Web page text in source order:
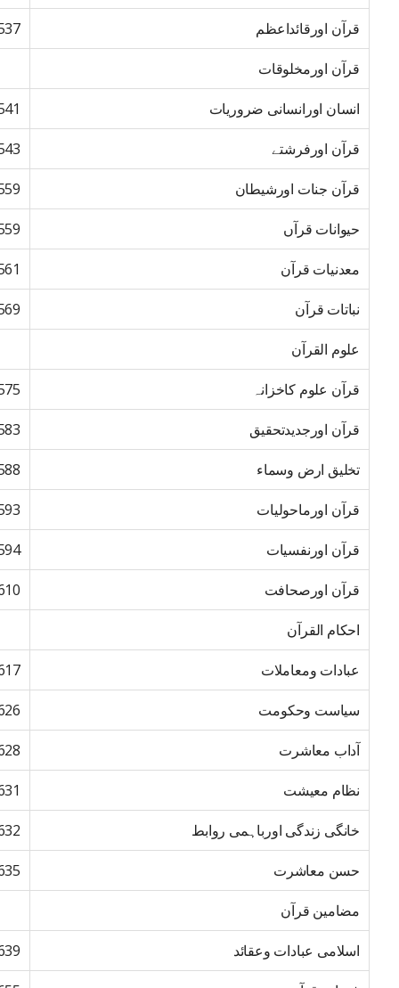
قرآن اورقائداعظم
قرآن اورمخلوقات
انسان اورانسانی ضروریات
قرآن اورفرشتے
قرآن جنات اورشیطان
حیوانات قرآں
معدنیات قرآن
نباتات قرآن
علوم القرآن
قرآن علوم کاخزانہ
قرآن اورجدیدتحقیق
تخلیق ارض وسماء
قرآن اورماحولیات
قرآن اورنفسیات
قرآن اورصحافت
احکام القرآن
عبادات ومعاملات
سیاست وحکومت
آداب معاشرت
نظام معیشت
خانگی زندگی اورباہمی روابط
حسن معاشرت
مضامین قرآن
اسلامی عبادات وعقائد